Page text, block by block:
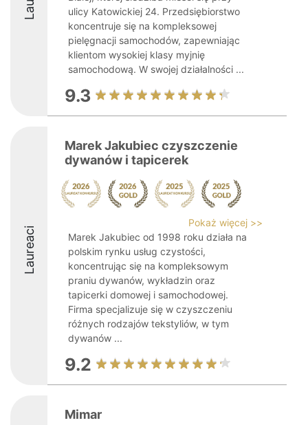
ulicy Katowickiej 24. Przedsiębiorstwo
koncentruje się na kompleksowej
pielęgnacji samochodów, zapewniając
klientom wysokiej klasy myjnię
samochodową. W swojej działalności ...
9.3
Laureaci
Marek Jakubiec czyszczenie
dywanów i tapicerek
Pokaż więcej >>
Marek Jakubiec od 1998 roku działa na
polskim rynku usług czystości,
koncentrując się na kompleksowym
praniu dywanów, wykładzin oraz
tapicerki domowej i samochodowej.
Firma specjalizuje się w czyszczeniu
różnych rodzajów tekstyliów, w tym
dywanów ...
9.2
Mimar